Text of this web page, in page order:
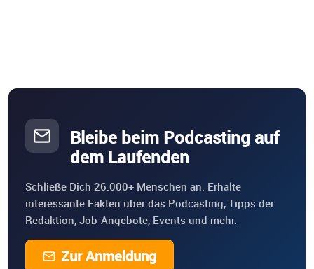
Bleibe beim Podcasting auf
dem Laufenden
Schließe Dich 26.000+ Menschen an. Erhalte
interessante Fakten über das Podcasting, Tipps der
Redaktion, Job-Angebote, Events und mehr.
Zur Anmeldung